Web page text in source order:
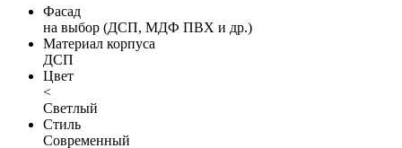
Фасад
на выбор (ДСП, МДФ ПВХ и др.)
Материал корпуса
ДСП
Цвет
<
Светлый
Стиль
Современный